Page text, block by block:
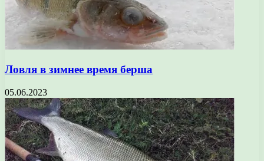
Ловля в зимнее время берша
05.06.2023